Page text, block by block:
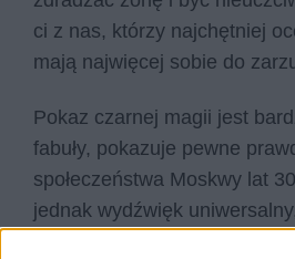
ci z nas, którzy najchętniej
mają najwięcej sobie do
Pokaz czarnej magii jest
fabuły, pokazuje pewne
społeczeństwa Moskwy lat
jednak wydźwięk